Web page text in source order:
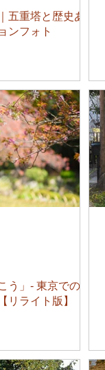
五重塔と歴史ある
ンフォト
う」- 東京での和
リライト版】